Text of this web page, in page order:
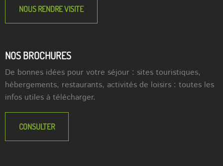
NOUS RENDRE VISITE
NOS BROCHURES
De bonnes idées pour votre séjour : sites touristiques,
hébergements, restaurants, activités de loisirs : toutes les
infos utiles à télécharger.
CONSULTER